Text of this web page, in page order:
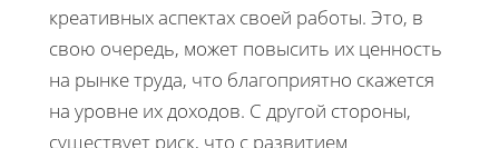
креативных аспектах своей работы. Это, в
свою очередь, может повысить их ценность
на рынке труда, что благоприятно скажется
на уровне их доходов. С другой стороны,
существует риск, что с развитием